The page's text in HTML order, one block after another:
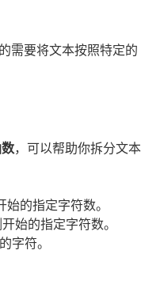
需要将文本按照特定的
，可以帮助你拆分文本
始的指定字符数。
始的指定字符数。
字符。